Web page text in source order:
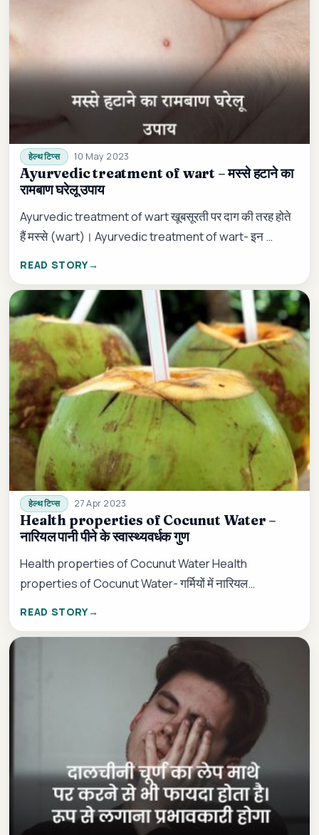
हेल्थ टिप्स 10 May 2023
Ayurvedic treatment of wart – मस्से हटाने का
रामबाण घरेलू उपाय
Ayurvedic treatment of wart खूबसूरती पर दाग की तरह होते
हैं मस्से (wart)। Ayurvedic treatment of wart- इन …
READ STORY
हेल्थ टिप्स 27 Apr 2023
Health properties of Cocunut Water –
नारियल पानी पीने के स्वास्थ्यवर्धक गुण
Health properties of Cocunut Water Health
properties of Cocunut Water- गर्मियों में नारियल
READ STORY